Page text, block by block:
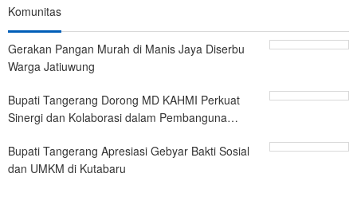
Komunitas
Gerakan Pangan Murah di Manis Jaya Diserbu
Warga Jatiuwung
Bupati Tangerang Dorong MD KAHMI Perkuat
Sinergi dan Kolaborasi dalam Pembanguna…
Bupati Tangerang Apresiasi Gebyar Bakti Sosial
dan UMKM di Kutabaru